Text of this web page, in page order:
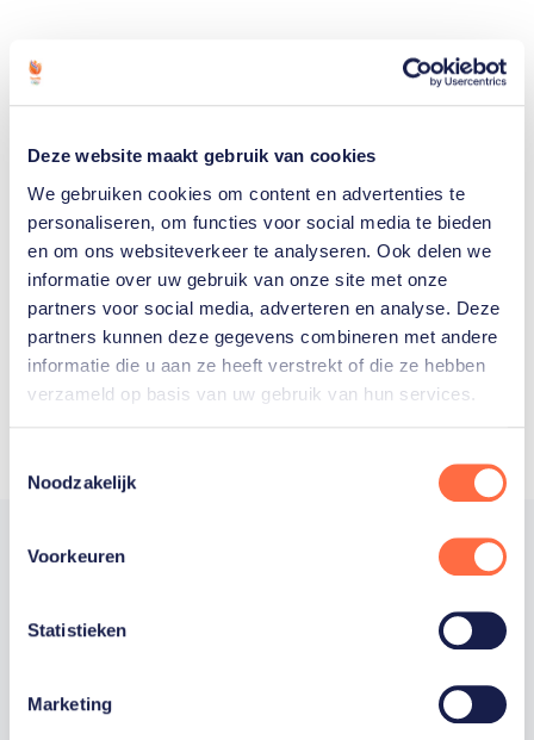
Deze website maakt gebruik van cookies
We gebruiken cookies om content en advertenties te
personaliseren, om functies voor social media te bieden
en om ons websiteverkeer te analyseren. Ook delen we
informatie over uw gebruik van onze site met onze
partners voor social media, adverteren en analyse. Deze
partners kunnen deze gegevens combineren met andere
informatie die u aan ze heeft verstrekt of die ze hebben
verzameld op basis van uw gebruik van hun services.
Noodzakelijk
Voorkeuren
Statistieken
Marketing
Welke Nederlanders hebben er
ooit meegedaan aan de
Olympische Spelen?
Trotse hoofdsponsor
Staatsloterij is trotse hoofdsponsor van